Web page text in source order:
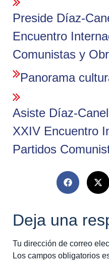
Preside Díaz-
Encuentro
Comunistas y
Panorama
Asiste Díaz-
XXIV Encuentro
Partidos
Deja una
Tu dirección de correo
Los campos obligatorios